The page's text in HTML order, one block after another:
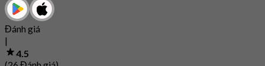
Đánh giá
|
4.5